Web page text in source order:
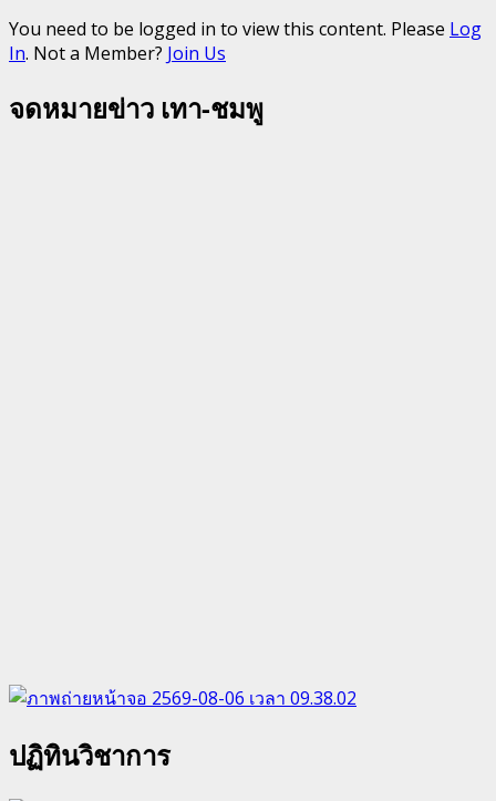
You need to be logged in to view this content. Please Log
In. Not a Member? Join Us
จดหมายข่าว เทา-ชมพู
ปฏิทินวิชาการ